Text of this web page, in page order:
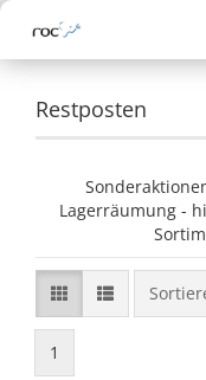
Restposten
Lagerräumung -
1